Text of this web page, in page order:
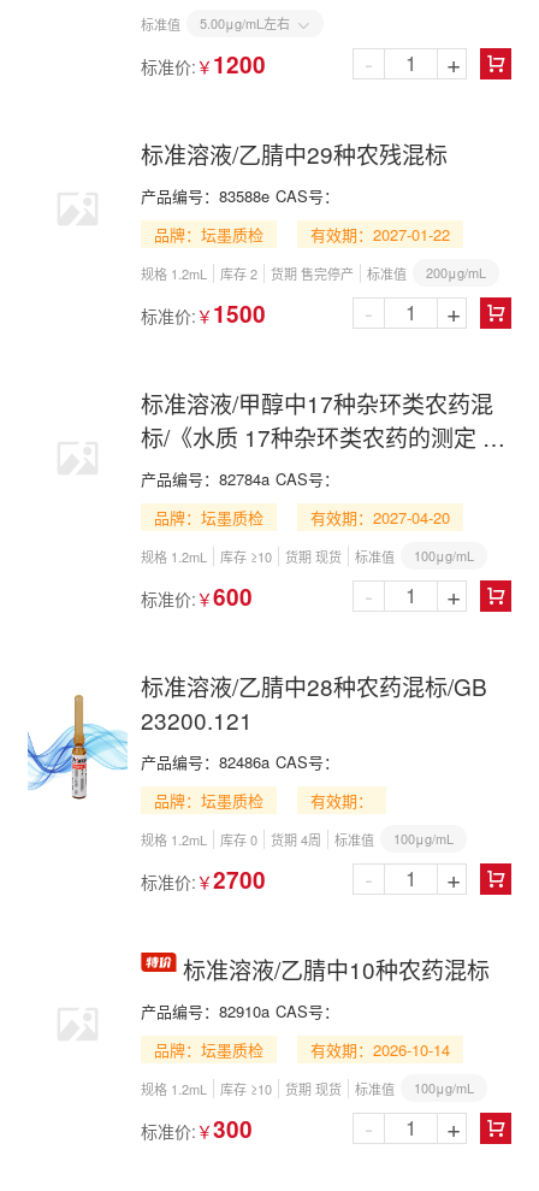
标准值
5.00μg/mL左右 
标准价: ￥ 1200 
- +
标准溶液/乙腈中29种农残混标
产品编号： 83588e CAS号：
品牌：坛墨质检
有效期：2027-01-22
规格 1.2mL 库存 2 货期 售完停产 标准值 200μg/mL
标准价: ￥ 1500 
- +
标准溶液/甲醇中17种杂环类农药混
标/《水质 17种杂环类农药的测定 高
效液相色谱法》（HJ 1395—2024）
产品编号： 82784a CAS号：
品牌：坛墨质检
有效期：2027-04-20
规格 1.2mL 库存 ≥10 货期 现货 标准值 100μg/mL
标准价: ￥600 
- +
标准溶液/乙腈中28种农药混标/GB
23200.121
产品编号： 82486a CAS号：
品牌：坛墨质检
有效期：
规格 1.2mL 库存 0 货期 4周 标准值 100μg/mL
标准价: ￥2700 
- +
标准溶液/乙腈中10种农药混标
产品编号： 82910a CAS号：
品牌：坛墨质检
有效期：2026-10-14
规格 1.2mL 库存 ≥10 货期 现货 标准值 100μg/mL
标准价: ￥300 
- +